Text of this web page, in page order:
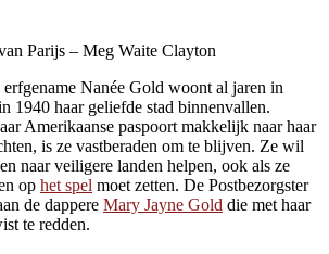
Nanée Gold woont al jaren in
1940 haar geliefde stad binnenvallen.
Amerikaanse paspoort makkelijk naar haar
is ze vastberaden om te blijven. Ze wil
naar veiligere landen helpen, ook als ze
op het spel moet zetten. De Postbezorgster
de dappere Mary Jayne Gold die met haar
te redden.